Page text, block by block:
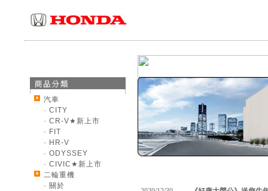
汽車
· CITY
· CR-V★新上市
· FIT
· HR-V
· ODYSSEY
· CIVIC★新上市
二輪重機
· 關於